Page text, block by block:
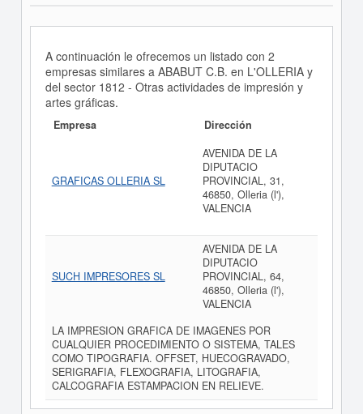
A continuación le ofrecemos un listado con 2
empresas similares a ABABUT C.B. en L'OLLERIA y
del sector 1812 - Otras actividades de impresión y
artes gráficas.
Empresa Dirección
GRAFICAS OLLERIA SL
AVENIDA DE LA
DIPUTACIO
PROVINCIAL, 31,
46850, Olleria (l'),
VALENCIA
SUCH IMPRESORES SL
AVENIDA DE LA
DIPUTACIO
PROVINCIAL, 64,
46850, Olleria (l'),
VALENCIA
LA IMPRESION GRAFICA DE IMAGENES POR
CUALQUIER PROCEDIMIENTO O SISTEMA, TALES
COMO TIPOGRAFIA. OFFSET, HUECOGRAVADO,
SERIGRAFIA, FLEXOGRAFIA, LITOGRAFIA,
CALCOGRAFIA ESTAMPACION EN RELIEVE.